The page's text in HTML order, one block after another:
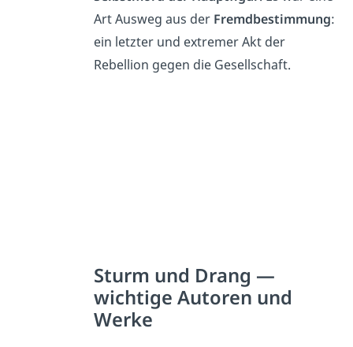
Art Ausweg aus der Fremdbestimmung:
ein letzter und extremer Akt der
Rebellion gegen die Gesellschaft.
Sturm und Drang —
wichtige Autoren und
Werke